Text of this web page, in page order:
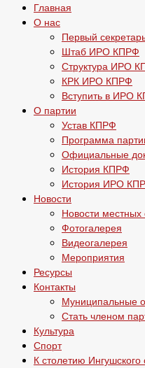
Главная
О нас
Первый
Штаб ИРО КПРФ
Структура ИРО
КРК ИРО КПРФ
Вступить в ИРО
О партии
Устав КПРФ
Программа
Официальные
История КПРФ
История ИРО
Новости
Новости местных
Фотогалерея
Видеогалерея
Мероприятия
Ресурсы
Контакты
Муниципальные
Стать членом
Культура
Спорт
К столетию